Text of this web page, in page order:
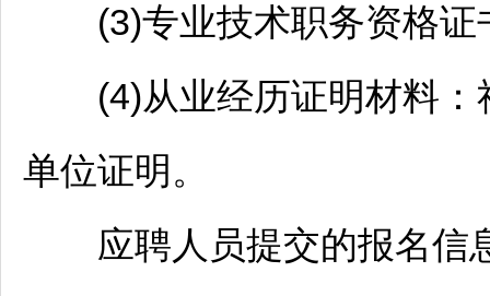
(3)专业技术职务资格证
(4)从业经历证明材料：
单位证明。
应聘人员提交的报名信